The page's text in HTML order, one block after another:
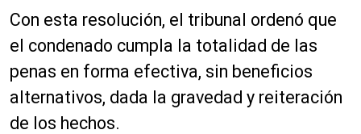
Con esta resolución, el tribunal ordenó que
el condenado cumpla la totalidad de las
penas en forma efectiva, sin beneficios
alternativos, dada la gravedad y reiteración
de los hechos.